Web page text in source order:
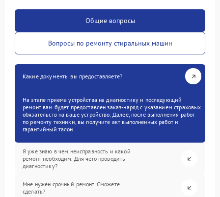
Общие вопросы
Вопросы по ремонту стиральных машин
Какие документы вы предоставляете?
На этапе приема устройства на диагностику и последующий
ремонт вам будет предоставлен заказ-наряд с указанием страховых
обязательств на ваше устройство. Далее, после выполнения работ
по ремонту техники, вы получите акт выполненных работ и
гарантийный талон.
Я уже знаю в чем неисправность и какой
ремонт необходим. Для чего проводить
диагностику?
Мне нужен срочный ремонт. Сможете
сделать?